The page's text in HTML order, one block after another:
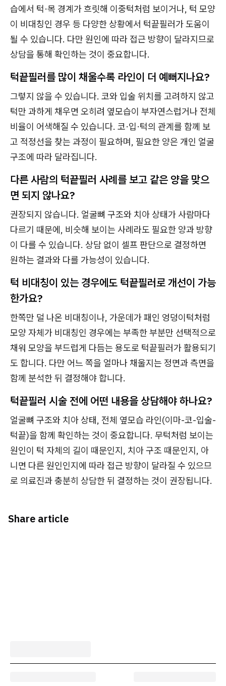
습에서 턱·목 경계가 흐릿해 이중턱처럼 보이거나, 턱 모양
이 비대칭인 경우 등 다양한 상황에서 턱끝필러가 도움이
될 수 있습니다. 다만 원인에 따라 접근 방향이 달라지므로
상담을 통해 확인하는 것이 중요합니다.
턱끝필러를 많이 채울수록 라인이 더 예뻐지나요?
그렇지 않을 수 있습니다. 코와 입술 위치를 고려하지 않고
턱만 과하게 채우면 오히려 옆모습이 부자연스럽거나 전체
비율이 어색해질 수 있습니다. 코·입·턱의 관계를 함께 보
고 적정선을 찾는 과정이 필요하며, 필요한 양은 개인 얼굴
구조에 따라 달라집니다.
다른 사람의 턱끝필러 사례를 보고 같은 양을 맞으
면 되지 않나요?
권장되지 않습니다. 얼굴뼈 구조와 치아 상태가 사람마다
다르기 때문에, 비슷해 보이는 사례라도 필요한 양과 방향
이 다를 수 있습니다. 상담 없이 셀프 판단으로 결정하면
원하는 결과와 다를 가능성이 있습니다.
턱 비대칭이 있는 경우에도 턱끝필러로 개선이 가능
한가요?
한쪽만 덜 나온 비대칭이나, 가운데가 패인 엉덩이턱처럼
모양 자체가 비대칭인 경우에는 부족한 부분만 선택적으로
채워 모양을 부드럽게 다듬는 용도로 턱끝필러가 활용되기
도 합니다. 다만 어느 쪽을 얼마나 채울지는 정면과 측면을
함께 분석한 뒤 결정해야 합니다.
턱끝필러 시술 전에 어떤 내용을 상담해야 하나요?
얼굴뼈 구조와 치아 상태, 전체 옆모습 라인(이마-코-입술-
턱끝)을 함께 확인하는 것이 중요합니다. 무턱처럼 보이는
원인이 턱 자체의 길이 때문인지, 치아 구조 때문인지, 아
니면 다른 원인인지에 따라 접근 방향이 달라질 수 있으므
로 의료진과 충분히 상담한 뒤 결정하는 것이 권장됩니다.
Share article